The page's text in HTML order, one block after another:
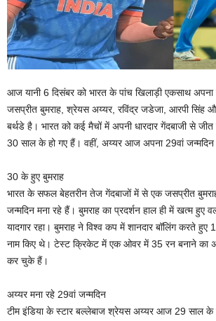
आज यानी 6 दिसंबर को भारत के पांच खिलाड़ी एकसाथ अपना
जसप्रीत बुमराह, श्रेयस अय्यर, रविंद्र जडेजा, आरपी
बर्थडे है। भारत को कई मैचों में अपनी धारदार गेंदबाजी से जीत
30 साल के हो गए हैं। वहीं, अय्यर आज अपना 29वां
30 के हुए बुमराह
भारत के सफल बेहतरीन तेज गेंदबाजों में से एक जसप्रीत
जन्मदिन मना रहे हैं। बुमराह का प्रदर्शन हाल ही में खत्म हुए
यादगार रहा। बुमराह ने विश्व कप में शानदार बॉलिंग करते
नाम किए थे। टेस्ट क्रिकेट में एक ओवर में 35 रन बनाने का
कर चुके हैं।
अय्यर मना रहे 29वां जन्मदिन
टीम इंडिया के स्टार बल्लेबाज श्रेयस अय्यर आज 29 साल के